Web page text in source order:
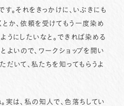
す。それをきっかけに、いぶきにも
か、依頼を受けてもう一度染め
うにしたいなと。できれば染める
よいので、ワークショップを開い
だいて、私たちを知ってもらうよ
実は、私の知人で、色落ちしてい